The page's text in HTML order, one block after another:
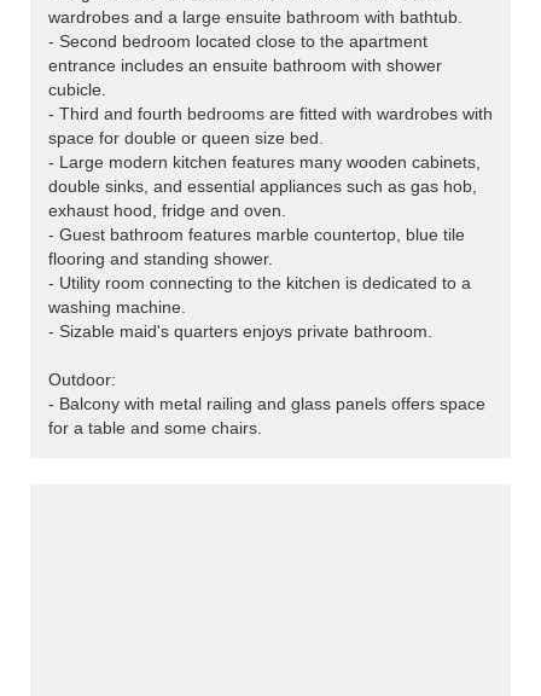
wardrobes and a large ensuite bathroom with bathtub.
- Second bedroom located close to the apartment
entrance includes an ensuite bathroom with shower
cubicle.
- Third and fourth bedrooms are fitted with wardrobes with
space for double or queen size bed.
- Large modern kitchen features many wooden cabinets,
double sinks, and essential appliances such as gas hob,
exhaust hood, fridge and oven.
- Guest bathroom features marble countertop, blue tile
flooring and standing shower.
- Utility room connecting to the kitchen is dedicated to a
washing machine.
- Sizable maid's quarters enjoys private bathroom.
Outdoor:
- Balcony with metal railing and glass panels offers space
for a table and some chairs.